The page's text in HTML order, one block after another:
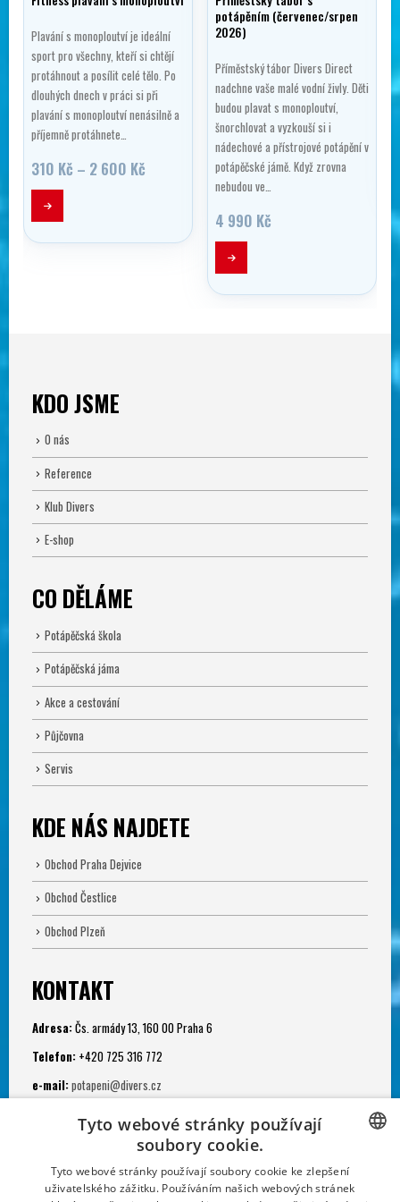
Plavání s monoploutví je ideální
sport pro všechny, kteří si chtějí
protáhnout a posílit celé tělo. Po
dlouhých dnech v práci si při
plavání s monoploutví nenásilně a
příjemně protáhnete…
310 Kč – 2 600 Kč
600 Kč
Tento produkt má více variant. Možnosti lze vybrat na stránce produktu
potápěním (červenec/srpen
2026)
Příměstský tábor Divers Direct
nadchne vaše malé vodní živly. Děti
budou plavat s monoploutví,
šnorchlovat a vyzkouší si i
nádechové a přístrojové potápění v
potápěčské jámě. Když zrovna
nebudou ve…
4 990 Kč
Tento produkt má více variant. Možnosti lze vybrat na stránce produktu
KDO JSME
O nás
Reference
Klub Divers
E-shop
CO DĚLÁME
Potápěčská škola
Potápěčská jáma
Akce a cestování
Půjčovna
Servis
KDE NÁS NAJDETE
Obchod Praha Dejvice
Obchod Čestlice
Obchod Plzeň
KONTAKT
Adresa: Čs. armády 13, 160 00 Praha 6
Telefon: +420 725 316 772
e-mail: potapeni@divers.cz
Po - Pá: 11.00 - 19.00
Potápěčská jáma:
Po - Ne: 9.00 - 22.00
CZECH
Tyto webové stránky používají
soubory cookie.
Tyto webové stránky používají soubory cookie ke zlepšení
uživatelského zážitku. Používáním našich webových stránek